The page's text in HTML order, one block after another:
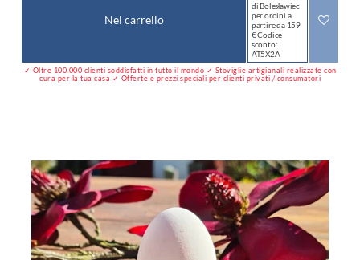
Nel carrello
di Bolesławiec
per ordini a
partire da 159
€ Codice
sconto:
AT5X2A
✓ Oltre 100.000 clienti soddisfatti in tutto il mondo ✓ Stoviglie artigianali realizzate con
cura per la tua casa ✓ Offerte e prezzi speciali per clienti privati / consumatori